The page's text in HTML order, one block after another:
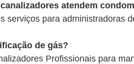
atendem
serviços para administradoras
de gás?
Profissionais para